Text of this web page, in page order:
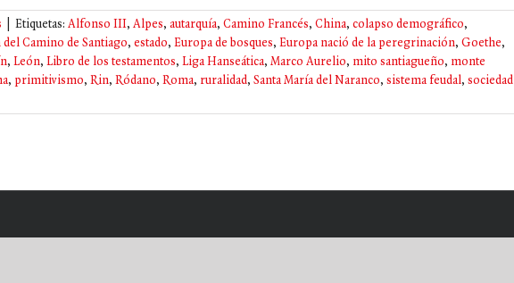
Etiquetas: Alfonso III, Alpes, autarquía, Camino Francés, China, colapso demográfico,
Camino de Santiago, estado, Europa de bosques, Europa nació de la peregrinación, Goethe,
, León, Libro de los testamentos, Liga Hanseática, Marco Aurelio, mito santiagueño, monte
, primitivismo, Rin, Ródano, Roma, ruralidad, Santa María del Naranco, sistema feudal, sociedad